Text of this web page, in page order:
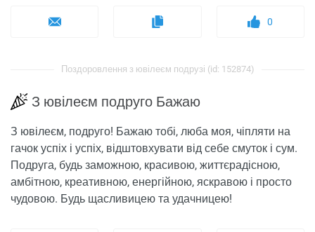
0
Поздоровлення з ювілеєм подрузі (id: 152874)
З ювілеєм подруго Бажаю
З ювілеєм, подруго! Бажаю тобі, люба моя, чіпляти на
гачок успіх і успіх, відштовхувати від себе смуток і сум.
Подруга, будь заможною, красивою, життєрадісною,
амбітною, креативною, енергійною, яскравою і просто
чудовою. Будь щасливицею та удачницею!